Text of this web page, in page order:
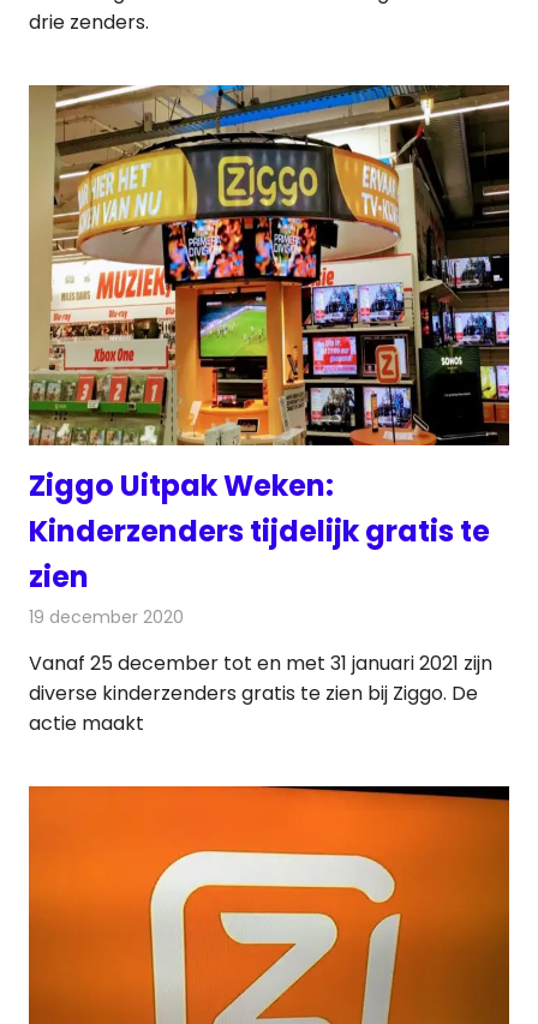
drie zenders.
Ziggo Uitpak Weken:
Kinderzenders tijdelijk gratis te
zien
19 december 2020
Vanaf 25 december tot en met 31 januari 2021 zijn
diverse kinderzenders gratis te zien bij Ziggo. De
actie maakt